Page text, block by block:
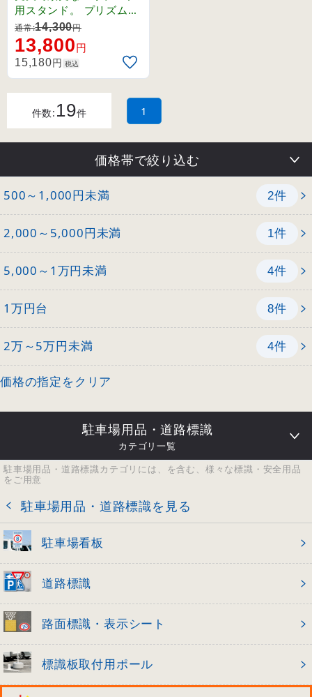
用スタンド。 プリズム型
反射シートの採用により
、夜間の視認性が格段に
向上。
通常:14,300円
13,800円
15,180円 税込
件数: 19件 1
価格帯で絞り込む
500～1,000円未満 2件
2,000～5,000円未満 1件
5,000～1万円未満 4件
1万円台 8件
2万～5万円未満 4件
価格の指定をクリア
駐車場用品・道路標識
カテゴリ一覧
駐車場用品・道路標識カテゴリには、を含む、様々な標識・安全用品
をご用意
駐車場用品・道路標識を見る
駐車場看板
道路標識
路面標識・表示シート
標識板取付用ポール